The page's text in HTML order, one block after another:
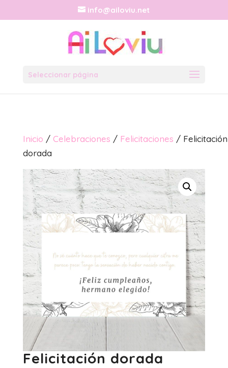
info@ailoviu.net
Seleccionar página
Inicio / Celebraciones / Felicitaciones / Felicitación
dorada
Felicitación dorada